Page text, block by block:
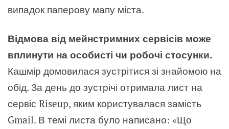
випадок паперову мапу міста.
Відмова від мейнстримних сервісів може
вплинути на особисті чи робочі стосунки.
Кашмір домовилася зустрітися зі знайомою на
обід. За день до зустрічі отримала лист на
сервіс Riseup, яким користувалася замість
Gmail. В темі листа було написано: «Що